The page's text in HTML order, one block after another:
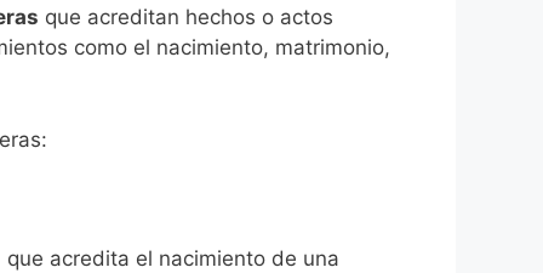
que acreditan hechos o actos
como el nacimiento, matrimonio,
acredita el nacimiento de una